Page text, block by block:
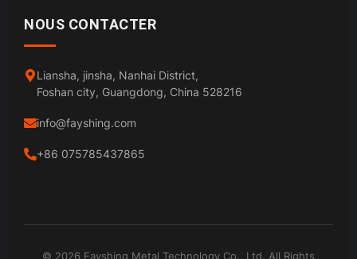
NOUS CONTACTER
Liansha, jinsha, Nanhai District,
Foshan city, Guangdong, China 528216
info@fayshing.com
+86 075785437865
© 2026 Fayshing Metal Technology Co., Ltd. All Rights